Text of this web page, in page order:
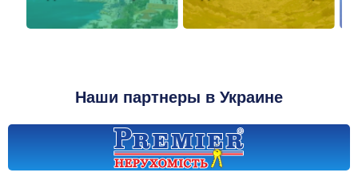
Наши партнеры в Украине